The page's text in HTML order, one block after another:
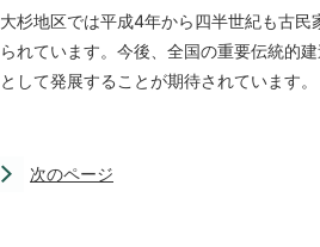
大杉地区では平成4年から四半世紀も古
られています。今後、全国の重要伝統的
として発展することが期待されています。
次のページ